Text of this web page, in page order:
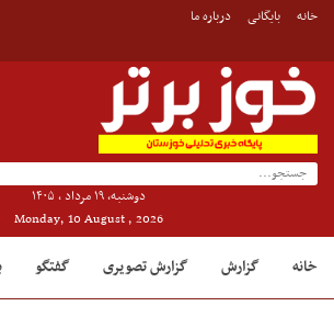
خانه بایگانی درباره ما
دوشنبه, ۱۹ مرداد , ۱۴۰۵
Monday, 10 August , 2026
خانه گزارش گزارش تصویری گفتگو